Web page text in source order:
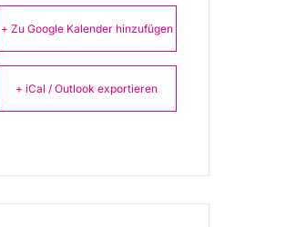
+ Zu Google Kalender hinzufügen
+ iCal / Outlook exportieren